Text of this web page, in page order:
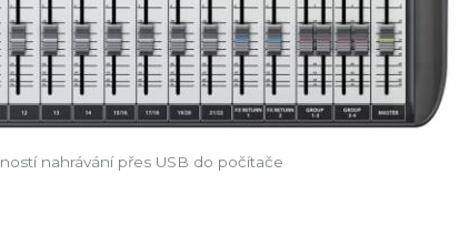
nahrávání přes USB do počítače